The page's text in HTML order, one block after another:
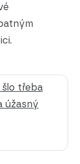
třeba
úžasný